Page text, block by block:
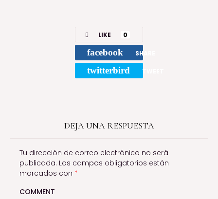
LIKE 0
facebook SHARE
twitterbird TWEET
DEJA UNA RESPUESTA
Tu dirección de correo electrónico no será
publicada. Los campos obligatorios están
marcados con *
COMMENT